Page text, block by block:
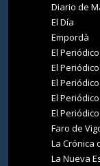
Diario de
El Día
Empordà
El
El
El Periódico
El
El
Faro de
La Crónica
La Nueva